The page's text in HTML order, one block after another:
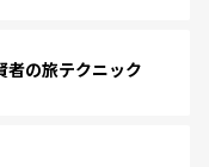
者の旅テクニック